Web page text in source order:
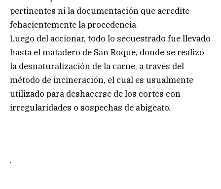
pertinentes ni la documentación que acredite
fehacientemente la procedencia.
Luego del accionar, todo lo secuestrado fue llevado
hasta el matadero de San Roque, donde se realizó
la desnaturalización de la carne, a través del
método de incineración, el cual es usualmente
utilizado para deshacerse de los cortes con
irregularidades o sospechas de abigeato.
.